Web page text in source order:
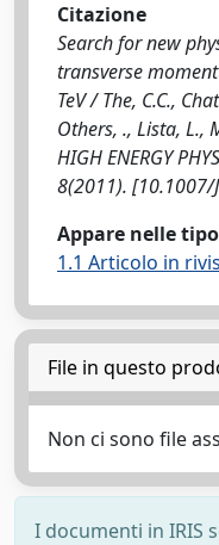
Citazione
Search for new
transverse
TeV / The, C.C.,
Others, ., Lista, L.,
HIGH ENERGY
8(2011). [10.1007/
Appare nelle
1.1 Articolo in
File in questo
Non ci sono file
I documenti in IRIS